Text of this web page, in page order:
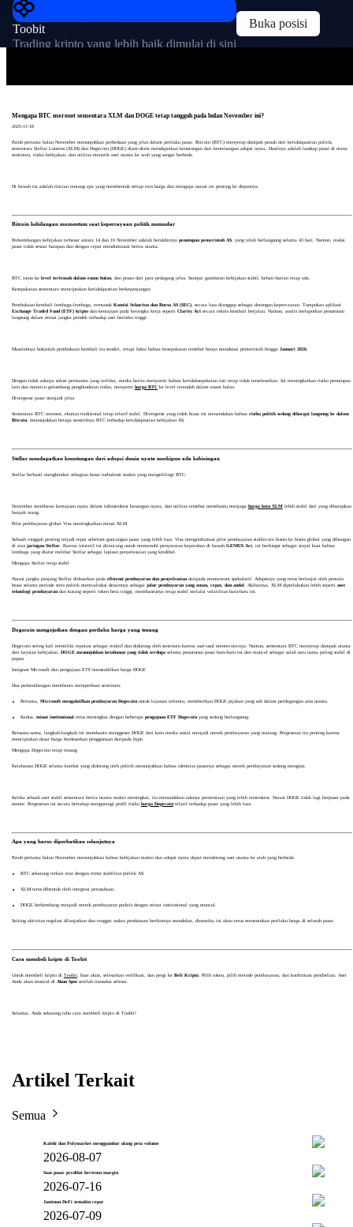
Toobit
Trading kripto yang lebih baik dimulai di sini
Buka posisi
Mengapa BTC merosot sementara XLM dan DOGE tetap tangguh pada bulan November ini?
2025-11-18
Paruh pertama bulan November menunjukkan perbedaan yang jelas dalam perilaku pasar. Bitcoin (BTC) menyerap dampak penuh dari ketidakpastian politik,
sementara Stellar Lumens (XLM) dan Dogecoin (DOGE) diam-diam mendapatkan keuntungan dari kemenangan adopsi nyata. Hasilnya adalah lanskap pasar di mana
sentimen, risiko kebijakan, dan utilitas menarik aset utama ke arah yang sangat berbeda.
Di bawah ini adalah rincian tentang apa yang membentuk setiap tren harga dan mengapa narasi ini penting ke depannya.
Bitcoin kehilangan momentum saat kepercayaan politik memudar
Perkembangan kebijakan terbesar antara 14 dan 16 November adalah berakhirnya penutupan pemerintah AS, yang telah berlangsung selama 43 hari. Namun, reaksi
pasar tidak sesuai harapan dan dengan cepat mendominasi berita utama.
BTC turun ke level terlemah dalam enam bulan, dan pesan dari para pedagang jelas. Sampai gambaran kebijakan stabil, kehati-hatian tetap ada.
Kesepakatan sementara menciptakan ketidakpastian berkepanjangan
Pembukaan kembali lembaga-lembaga, termasuk Komisi Sekuritas dan Bursa AS (SEC), secara luas dianggap sebagai dorongan kepercayaan. Tumpukan aplikasi
Exchange Traded Fund (ETF) kriptodan kemajuan pada kerangka kerja seperti Clarity Actsecara teknis kembali berjalan. Namun, analis melaporkan penurunan
langsung dalam minat jangka pendek terhadap aset berisiko tinggi.
Masalahnya bukanlah pembukaan kembali itu sendiri, tetapi fakta bahwa kesepakatan tersebut hanya mendanai pemerintah hingga Januari 2026.
Dengan tidak adanya solusi permanen yang terlihat, media berita menyoroti bahwa ketidaksepakatan inti tetap tidak terselesaikan. Ini meningkatkan risiko penutupan
lain dan memicu gelombang penghindaran risiko, menyeret harga BTCke level terendah dalam enam bulan.
Divergensi pasar menjadi jelas
Sementara BTC merosot, ekuitas tradisional tetap relatif stabil. Divergensi yang tidak biasa ini menandakan bahwa risiko politik sedang dihargai langsung ke dalam
Bitcoin, menunjukkan betapa sensitifnya BTC terhadap ketidakpastian kebijakan AS.
Stellar mendapatkan keuntungan dari adopsi dunia nyata meskipun ada kebisingan
Stellar berhasil menghindari sebagian besar turbulensi makro yang mengelilingi BTC.
November membawa kemajuan nyata dalam infrastruktur keuangan nyata, dan utilitas tersebut membantu menjaga harga koin XLMlebih stabil dari yang diharapkan
banyak orang.
Pilot pembayaran global Visa meningkatkan minat XLM
Sebuah tonggak penting terjadi tepat sebelum guncangan pasar yang lebih luas. Visa mengonfirmasi pilot pembayaran stablecoin bisnis ke bisnis global yang dibangun
di atas jaringan Stellar. Karena inisiatif ini dirancang untuk memenuhi persyaratan kepatuhan di bawah GENIUS Act, ini berfungsi sebagai sinyal kuat bahwa
lembaga yang diatur melihat Stellar sebagai lapisan penyelesaian yang kredibel.
Mengapa Stellar tetap stabil
Narasi jangka panjang Stellar didasarkan pada efisiensi pembayaran dan penyelesaiandaripada momentum spekulatif. Adopsinya yang terus berlanjut oleh pemain
besar selama periode stres politik memvalidasi desainnya sebagai jalur pembayaran yang aman, cepat, dan andal. Akibatnya, XLM diperlakukan lebih seperti aset
teknologi pembayarandan kurang seperti token beta tinggi, membantunya tetap stabil melalui volatilitas baru-baru ini.
Dogecoin mengejutkan dengan perilaku harga yang tenang
Dogecoin sering kali memiliki reputasi sebagai reaktif dan didorong oleh sentimen karena asal-usul memecoin-nya. Namun, sementara BTC menyerap dampak utama
dari kejutan kebijakan, DOGE menunjukkan ketahanan yang tidak terdugaselama penurunan pasar baru-baru ini dan muncul sebagai salah satu nama paling stabil di
papan.
Integrasi Microsoft dan pengajuan ETF menstabilkan harga DOGE
Dua perkembangan membantu memperkuat sentimen:
Pertama, Microsoft mengaktifkan pembayaran Dogecoinuntuk layanan tertentu, memberikan DOGE pijakan yang sah dalam perdagangan arus utama.
Kedua, minat institusionalterus meningkat dengan beberapa pengajuan ETF Dogecoinyang sedang berlangsung.
Bersama-sama, langkah-langkah ini membantu menggeser DOGE dari koin media sosial menjadi merek pembayaran yang matang. Pergeseran itu penting karena
menciptakan dasar harga berdasarkan penggunaan daripada hype.
Mengapa Dogecoin tetap tenang
Ketahanan DOGE selama koreksi yang didorong oleh politik menunjukkan bahwa identitas pasarnya sebagai merek pembayaran sedang menguat.
Ketika sebuah aset stabil sementara berita utama makro meningkat, itu menandakan adanya permintaan yang lebih terstruktur. Narasi DOGE tidak lagi berpusat pada
meme. Pergeseran ini secara bertahap mengurangi profil risiko harga Dogecoinrelatif terhadap pasar yang lebih luas.
Apa yang harus diperhatikan selanjutnya
Paruh pertama bulan November menunjukkan bahwa kebijakan makro dan adopsi nyata dapat mendorong aset utama ke arah yang berbeda.
BTC sekarang terkait erat dengan ritme stabilitas politik AS.
XLM terus dibentuk oleh integrasi perusahaan.
DOGE berkembang menjadi merek pembayaran praktis dengan minat institusional yang muncul.
Seiring aktivitas regulasi dilanjutkan dan tenggat waktu pendanaan berikutnya mendekat, dinamika ini akan terus menentukan perilaku harga di seluruh pasar.
Cara membeli kripto di Toobit
Untuk membeli kripto di Toobit, buat akun, selesaikan verifikasi, dan pergi ke Beli Kripto. Pilih token, pilih metode pembayaran, dan konfirmasi pembelian. Aset
Anda akan muncul di Akun Spotsetelah transaksi selesai.
Selamat, Anda sekarang tahu cara membeli kripto di Toobit!
Artikel Terkait
Semua
Kalshi dan Polymarket menggambar ulang peta volume
2026-08-07
Saat pasar prediksi bertemu margin
2026-07-16
Jaminan DeFi semakin cepat
2026-07-09